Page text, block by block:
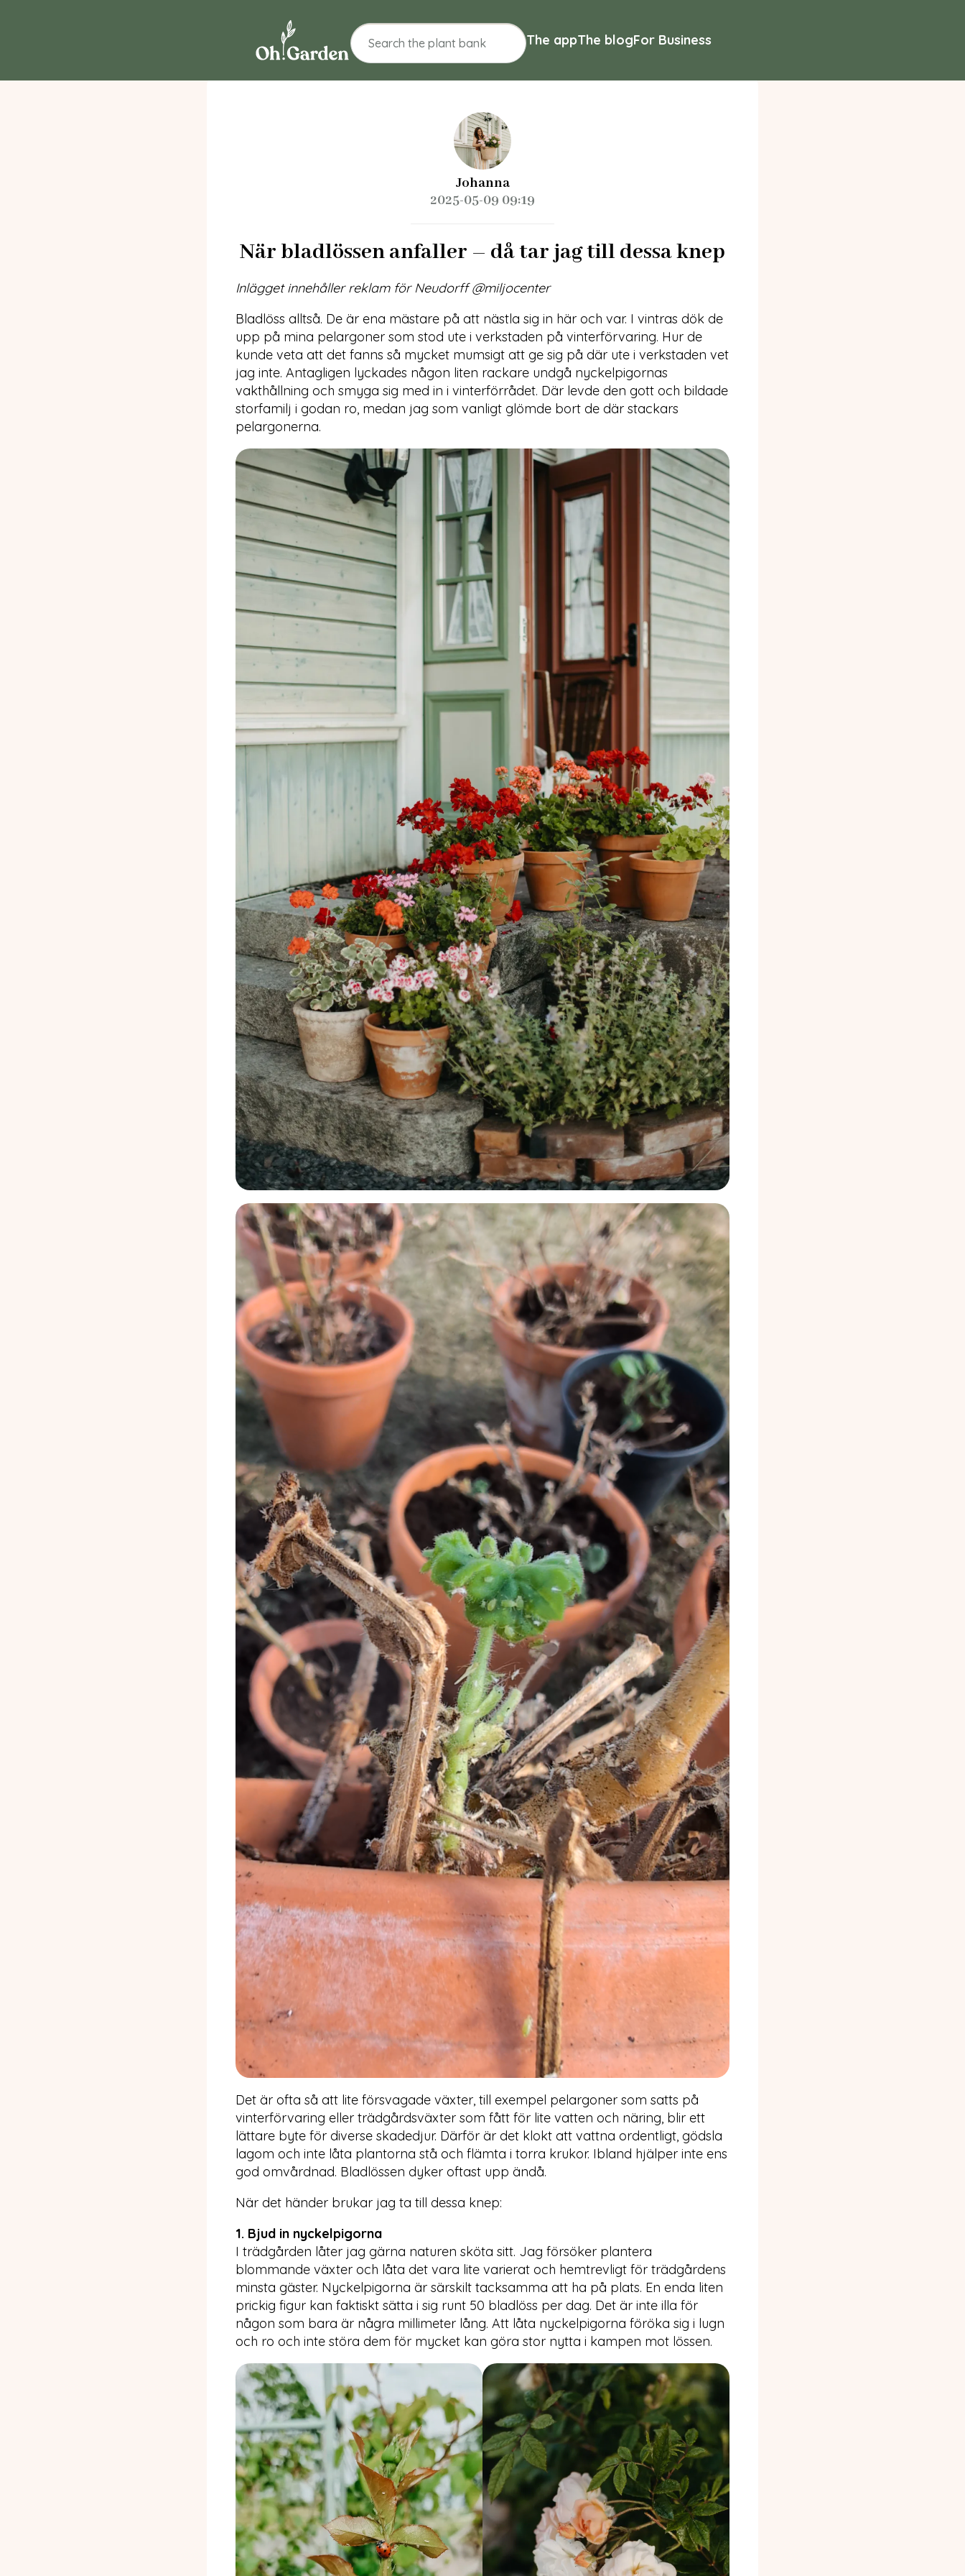
The appThe blogFor Business
Johanna
2025-05-09 09:19
När bladlössen anfaller – då tar jag till dessa knep
Inlägget innehåller reklam för Neudorff @miljocenter
Bladlöss alltså. De är ena mästare på att nästla sig in här och var. I vintras dök de
upp på mina pelargoner som stod ute i verkstaden på vinterförvaring. Hur de
kunde veta att det fanns så mycket mumsigt att ge sig på där ute i verkstaden vet
jag inte. Antagligen lyckades någon liten rackare undgå nyckelpigornas
vakthållning och smyga sig med in i vinterförrådet. Där levde den gott och bildade
storfamilj i godan ro, medan jag som vanligt glömde bort de där stackars
pelargonerna.
Det är ofta så att lite försvagade växter, till exempel pelargoner som satts på
vinterförvaring eller trädgårdsväxter som fått för lite vatten och näring, blir ett
lättare byte för diverse skadedjur. Därför är det klokt att vattna ordentligt, gödsla
lagom och inte låta plantorna stå och flämta i torra krukor. Ibland hjälper inte ens
god omvårdnad. Bladlössen dyker oftast upp ändå.
När det händer brukar jag ta till dessa knep:
1. Bjud in nyckelpigorna
I trädgården låter jag gärna naturen sköta sitt. Jag försöker plantera
blommande växter och låta det vara lite varierat och hemtrevligt för trädgårdens
minsta gäster. Nyckelpigorna är särskilt tacksamma att ha på plats. En enda liten
prickig figur kan faktiskt sätta i sig runt 50 bladlöss per dag. Det är inte illa för
någon som bara är några millimeter lång. Att låta nyckelpigorna föröka sig i lugn
och ro och inte störa dem för mycket kan göra stor nytta i kampen mot lössen.